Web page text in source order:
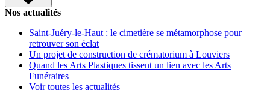
Nos actualités
Saint-Juéry-le-Haut : le cimetière se métamorphose pour
retrouver son éclat
Un projet de construction de crématorium à Louviers
Quand les Arts Plastiques tissent un lien avec les Arts
Funéraires
Voir toutes les actualités